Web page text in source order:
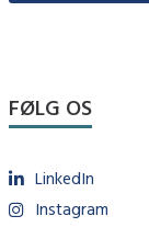
FØLG OS
LinkedIn
Instagram